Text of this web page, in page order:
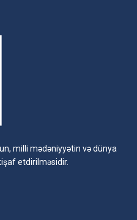
milli mədəniyyətin və dünya
etdirilməsidir.